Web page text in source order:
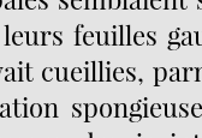
feuilles
cueillies,